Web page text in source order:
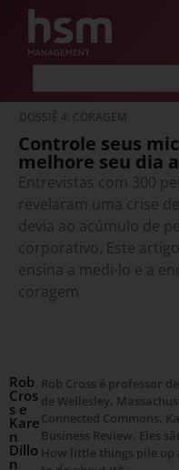
DOSSIÊ 4: CORAGEM
Controle seus
melhore seu dia
Entrevistas com 300
revelaram uma crise
devia ao acúmulo de
corporativo. Este
ensina a medi-lo e a
coragem
Rob
Cros
s e
Kare
n
Dillo
n
Rob Cross é professor
de Wellesley,
Connected Commons.
Business Review. Eles
How little things pile